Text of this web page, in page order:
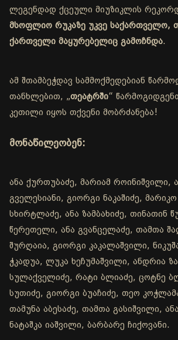
ლეგენდად ქცეული მიუზიკლის
მსოფლიო რუკაზე უკვე საქართველო,
ქართველი მაყურებელიც გამოჩნდა.
ამ შთამბეჭდავ სამმოქმედებიან
თანხლებით, „თეატრში“
კეთილი იყოს თქვენი მობრძანება!
მონაწილეობენ:
ანა ქურთუბაძე, მარიამ როინიშვილი,
გველესიანი, გიორგი ნაკაშიძე,
სხირტლაძე, ანა ზამბახიძე, თინათინ
წერეთელი, ანა გვანცელაძე, თამთა
შურღაია, გიორგი კაკალაშვილი,
ჭკადუა, ლუკა ხეჩუმაშვილი, ანდრია
სულაქველიძე, რატი ბლიაძე, ცოტნე
სუთიძე, გიორგი ბუაჩიძე, თეო
თამუნა აბესაძე, თამთა გასიშვილი,
ნატაშკა იაშვილი, ბარბარე ჩიქოვანი.